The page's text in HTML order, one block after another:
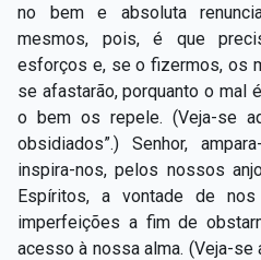
no bem e absoluta
mesmos, pois, é que
esforços e, se o fizermos, os
se afastarão, porquanto o mal
o bem os repele. (Veja-se
obsidiados”.) Senhor,
inspira-nos, pelos nossos
Espíritos, a vontade de
imperfeições a fim de
acesso à nossa alma. (Veja-se